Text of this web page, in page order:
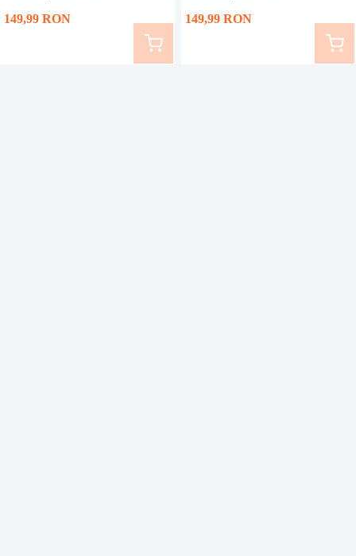
sandale galbene sau roșii! Ești o fire conservatoare? Ai
multe modele de sandale clasice, în nuanțe nude, pe
care le poți încerca. În magazinul nostru vei găsi
149,99 RON 149,99 RON